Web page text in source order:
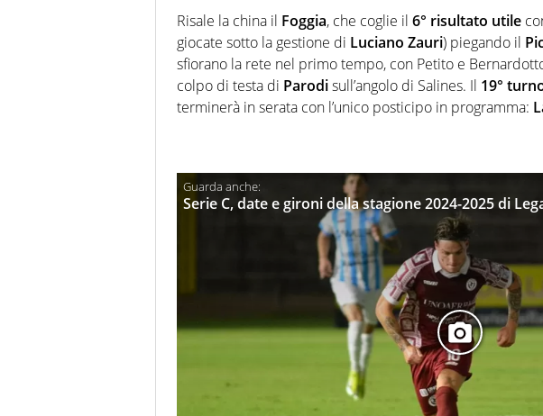
Risale la china il Foggia, che coglie il 6° risultato utile
giocate sotto la gestione di Luciano Zauri) piegando il
sfiorano la rete nel primo tempo, con Petito e
colpo di testa di Parodisull’angolo di Salines. Il 19°
terminerà in serata con l’unico posticipo in programma:
Serie C, date e gironi della stagione 2024-2025 di